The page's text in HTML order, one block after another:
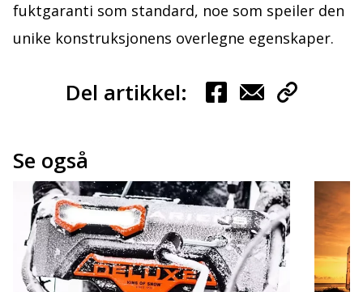
fuktgaranti som standard, noe som speiler den
unike konstruksjonens overlegne egenskaper.
Del artikkel:
Se også